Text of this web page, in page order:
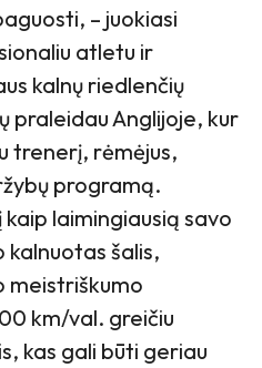
– juokiasi
atletu ir
kalnų riedlenčių
praleidau Anglijoje, kur
trenerį, rėmėjus,
programą.
laimingiausią savo
kalnuotas šalis,
meistriškumo
km/val. greičiu
kas gali būti geriau